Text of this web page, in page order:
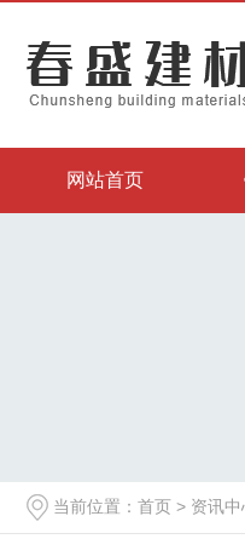
网站首页
当前位置： 首页 > 资讯中